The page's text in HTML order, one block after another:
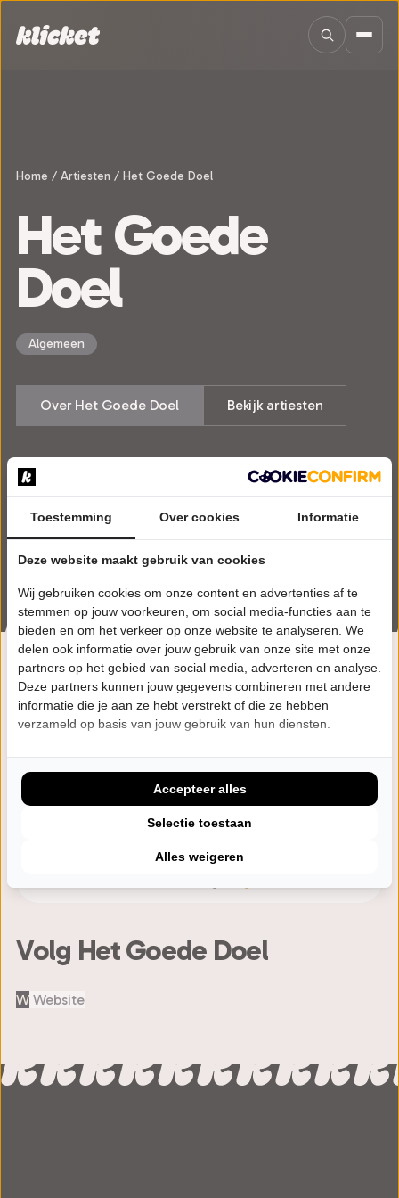
Home / Artiesten / Het Goede Doel
Het Goede
Doel
Algemeen
Over Het Goede Doel Bekijk artiesten
Over Het Goede Doel
Algemeen.
Eerdere voorstellingen
Volg Het Goede Doel
W Website
Toestemming Over cookies Informatie
Deze website maakt gebruik van cookies
Wij gebruiken cookies om onze content en advertenties af te
stemmen op jouw voorkeuren, om social media-functies aan te
bieden en om het verkeer op onze website te analyseren. We
delen ook informatie over jouw gebruik van onze site met onze
partners op het gebied van social media, adverteren en analyse.
Deze partners kunnen jouw gegevens combineren met andere
informatie die je aan ze hebt verstrekt of die ze hebben
verzameld op basis van jouw gebruik van hun diensten.
Alles weigeren
Selectie toestaan
Accepteer alles